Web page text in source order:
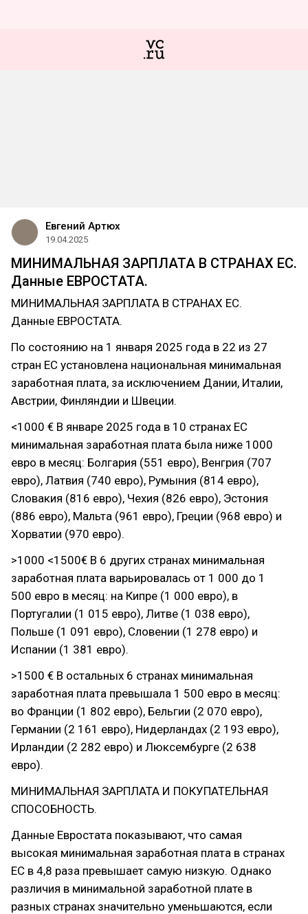
Евгений Артюх
19.04.2025
МИНИМАЛЬНАЯ ЗАРПЛАТА В СТРАНАХ ЕС.
Данные ЕВРОСТАТА.
МИНИМАЛЬНАЯ ЗАРПЛАТА В СТРАНАХ ЕС.
Данные ЕВРОСТАТА.
По состоянию на 1 января 2025 года в 22 из 27
стран ЕС установлена национальная минимальная
заработная плата, за исключением Дании, Италии,
Австрии, Финляндии и Швеции.
<1000 € В январе 2025 года в 10 странах ЕС
минимальная заработная плата была ниже 1000
евро в месяц: Болгария (551 евро), Венгрия (707
евро), Латвия (740 евро), Румыния (814 евро),
Словакия (816 евро), Чехия (826 евро), Эстония
(886 евро), Мальта (961 евро), Греции (968 евро) и
Хорватии (970 евро).
>1000 <1500€ В 6 других странах минимальная
заработная плата варьировалась от 1 000 до 1
500 евро в месяц: на Кипре (1 000 евро), в
Португалии (1 015 евро), Литве (1 038 евро),
Польше (1 091 евро), Словении (1 278 евро) и
Испании (1 381 евро).
>1500 € В остальных 6 странах минимальная
заработная плата превышала 1 500 евро в месяц:
во Франции (1 802 евро), Бельгии (2 070 евро),
Германии (2 161 евро), Нидерландах (2 193 евро),
Ирландии (2 282 евро) и Люксембурге (2 638
евро).
МИНИМАЛЬНАЯ ЗАРПЛАТА И ПОКУПАТЕЛЬНАЯ
СПОСОБНОСТЬ.
Данные Евростата показывают, что самая
высокая минимальная заработная плата в странах
ЕС в 4,8 раза превышает самую низкую. Однако
различия в минимальной заработной плате в
разных странах значительно уменьшаются, если